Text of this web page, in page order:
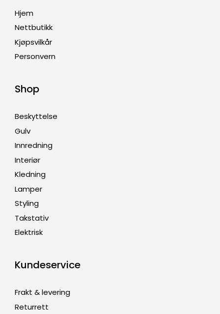
Hjem
Nettbutikk
Kjøpsvilkår
Personvern
Shop
Beskyttelse
Gulv
Innredning
Interiør
Kledning
Lamper
Styling
Takstativ
Elektrisk
Kundeservice
Frakt & levering
Returrett